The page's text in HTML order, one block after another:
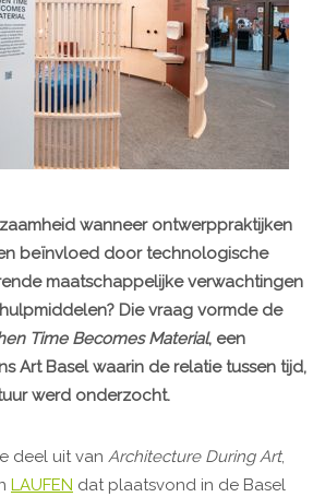
wanneer ontwerppraktijken
beïnvloed door technologische
maatschappelijke verwachtingen
Die vraag vormde de
Time Becomes Material, een
Art Basel waarin de relatie tussen tijd,
werd onderzocht.
deel uit van Architecture During Art,
LAUFEN dat plaatsvond in de Basel